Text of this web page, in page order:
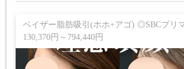
ベイザー脂肪吸引(ホホ+アゴ) ◎SBCプリ
130,370円～794,440円